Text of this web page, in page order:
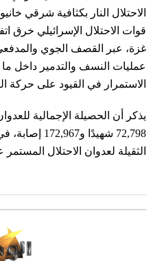
الاحتلال النار بكثافية شرقي
قوات الاحتلال الإسرائيلي خرق
غزة، عبر القصف الجوي
عمليات النسف والتدمير داخل
الاستمرار في القيود على حركة
72,798 شهيدًا
الثقيلة لعدوان الاحتلال